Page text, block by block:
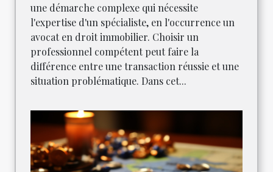
une démarche complexe qui nécessite
l'expertise d'un spécialiste, en l'occurrence un
avocat en droit immobilier. Choisir un
professionnel compétent peut faire la
différence entre une transaction réussie et une
situation problématique. Dans cet...